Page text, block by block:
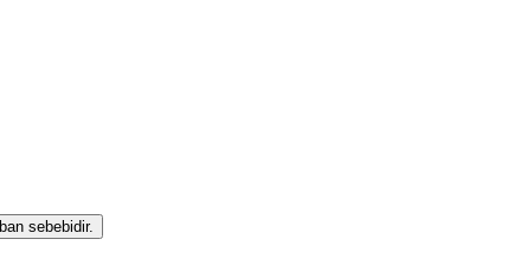
sebebidir.